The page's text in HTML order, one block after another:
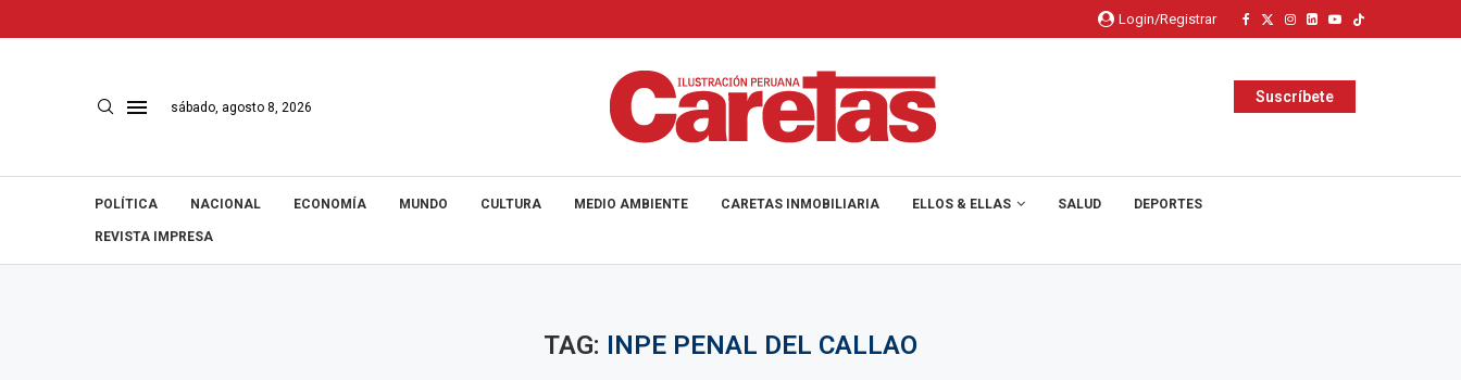
Login/Registrar
sábado, agosto 8, 2026
Suscríbete
POLÍTICA NACIONAL ECONOMÍA MUNDO CULTURA MEDIO AMBIENTE CARETAS INMOBILIARIA ELLOS & ELLAS SALUD DEPORTES
REVISTA IMPRESA
TAG: INPE PENAL DEL CALLAO